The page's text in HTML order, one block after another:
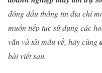
đóng dấu thông tin địa chỉ
muốn tiếp tục sử dụng các
văn và tải mẫu về, hãy cùng
bài viết sau.